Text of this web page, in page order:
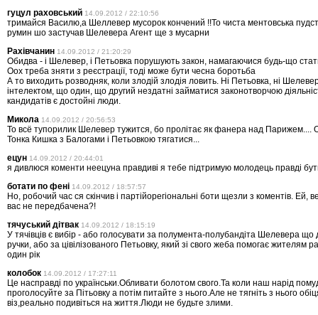
гуцул раховський 14.09.2012 / 22:10:56
тримайся Василю,а Шеллевер мусорок кончений !!То чиста ментовська
румин шо застучав Шелевера Агент ще з мусарни
Рахівчанин 14.09.2012 / 21:20:29
Обидва - і Шелевер, і Петьовка порушують закон, намагаючися будь-що
Оох треба зняти з реєстрації, тоді може бути чесна боротьба
А то виходить розводняк, коли злодій злодія ловить. Ні Петьовка, ні
інтелектом, що один, що другий нездатні займатися законотворчою
кандидатів є достойні люди.
Микола 14.09.2012 / 20:56:53
То всё тупорилик Шелевер тужится, бо пролітає як фанера над Парижем....
Тонка Кишка з Балогами і Петьовкою тягатися...
ецун 14.09.2012 / 20:44:01
я дивлюся коменти неецуна правдиві я тебе підтримую молодець правді
ботати по фені 14.09.2012 / 18:57:57
Но, робочий час ся скінчив і партійорегіональні боти щезли з коментів. Ей,
вас не передбачена?!
тячуський дітвак 14.09.2012 / 18:15:19
У тячівців є вибір - або голосувати за полумента-полубандіта Шелевера що
ручки, або за цівілізованого Петьовку, який зі свого жеба помогає жителям
один рік
колобок 14.09.2012 / 17:27:11
Це насправді по українськи.Обливати болотом свого.Та коли наш нарід
проголосуйте за Пітьовку а потім питайте з нього.Але не тягніть з нього
віз,реально подивіться на життя.Люди не будьте злими.